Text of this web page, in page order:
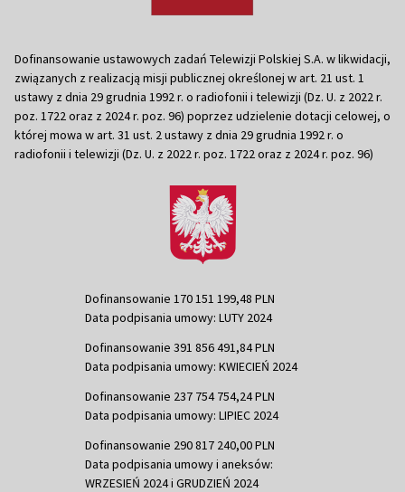
Dofinansowanie ustawowych zadań Telewizji Polskiej S.A. w likwidacji,
związanych z realizacją misji publicznej określonej w art. 21 ust. 1
ustawy z dnia 29 grudnia 1992 r. o radiofonii i telewizji (Dz. U. z 2022 r.
poz. 1722 oraz z 2024 r. poz. 96) poprzez udzielenie dotacji celowej, o
której mowa w art. 31 ust. 2 ustawy z dnia 29 grudnia 1992 r. o
radiofonii i telewizji (Dz. U. z 2022 r. poz. 1722 oraz z 2024 r. poz. 96)
Dofinansowanie 170 151 199,48 PLN
Data podpisania umowy: LUTY 2024
Dofinansowanie 391 856 491,84 PLN
Data podpisania umowy: KWIECIEŃ 2024
Dofinansowanie 237 754 754,24 PLN
Data podpisania umowy: LIPIEC 2024
Dofinansowanie 290 817 240,00 PLN
Data podpisania umowy i aneksów:
WRZESIEŃ 2024 i GRUDZIEŃ 2024